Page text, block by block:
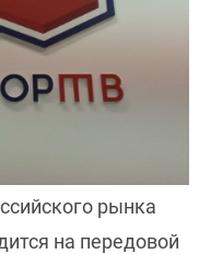
рынка
на передовой